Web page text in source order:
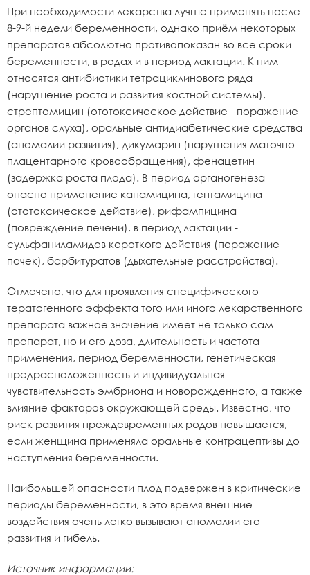
При необходимости лекарства лучше применять после
8-9-й недели беременности, однако приём некоторых
препаратов абсолютно противопоказан во все сроки
беременности, в родах и в период лактации. К ним
относятся антибиотики тетрациклинового ряда
(нарушение роста и развития костной системы),
стрептомицин (ототоксическое действие - поражение
органов слуха), оральные антидиабетические средства
(аномалии развития), дикумарин (нарушения маточно-
плацентарного кровообращения), фенацетин
(задержка роста плода). В период органогенеза
опасно применение канамицина, гентамицина
(ототоксическое действие), рифампицина
(повреждение печени), в период лактации -
сульфаниламидов короткого действия (поражение
почек), барбитуратов (дыхательные расстройства).
Отмечено, что для проявления специфического
тератогенного эффекта того или иного лекарственного
препарата важное значение имеет не только сам
препарат, но и его доза, длительность и частота
применения, период беременности, генетическая
предрасположенность и индивидуальная
чувствительность эмбриона и новорожденного, а также
влияние факторов окружающей среды. Известно, что
риск развития преждевременных родов повышается,
если женщина применяла оральные контрацептивы до
наступления беременности.
Наибольшей опасности плод подвержен в критические
периоды беременности, в это время внешние
воздействия очень легко вызывают аномалии его
развития и гибель.
Источник информации: